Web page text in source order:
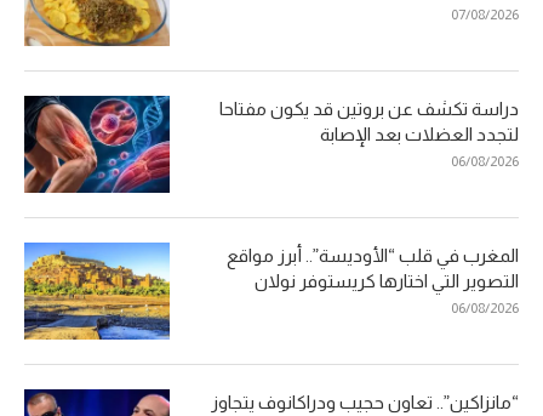
07/08/2026
دراسة تكشف عن بروتين قد يكون مفتاحا
لتجدد العضلات بعد الإصابة
06/08/2026
المغرب في قلب “الأوديسة”.. أبرز مواقع
التصوير التي اختارها كريستوفر نولان
06/08/2026
“مانزاكين”.. تعاون حجيب ودراكانوف يتجاوز